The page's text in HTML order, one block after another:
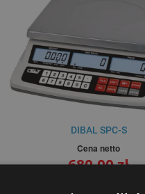
DIBAL SPC-S
Cena netto
680,00 zł